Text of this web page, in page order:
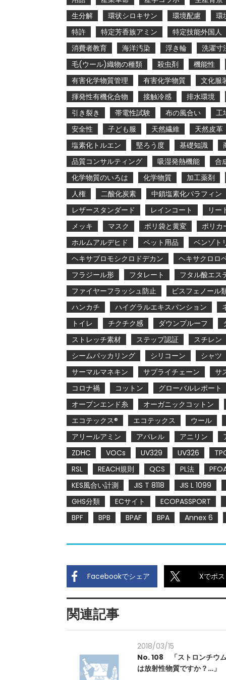
生分解
環状シロキサン 環境配慮
環
特許
特定芳香族アミン
特定技能外国人
消費者教育
海洋汚染 浮き輪
洗濯寸
毛(ウール)織物の種類
殺虫剤
機能性
有害化学物質管理
有害化学物質
文化服
揮発性有機化合物
接触冷感
排水環境
引き裂き
帯電性試験 布の風合い
工
安全性
子ども服 天然繊維
天然皮革
塩素化トルエン
堅ろう度 基礎知識
品質コンサルティング
吸湿発熱機能
合
化学物質のいろは
化学物質
加工薬剤
人権
二酸化炭素
中鎖塩素化パラフィン
レザースタンダード
レインコート
リー
メッキ
マスク ポリ袋と黄変
ポリカ
ホルムアルデヒド
ペット用品
ベンゾト
ヘキサブロモシクロドデカン
ヘキサクロロ
フラジール形
フタレート
フタル酸エス
ファイヤーフラッシュ防止
ビスフェノール
ハンカチ
ハイグラルエキスパンション
トイレ
チクチク感 ダウンプルーフ
ストレッチ素材
ステップ認証
スチレン
シームパッカリング
シリコーン
シャツ
サーマルマネキン
サプライチェーン
サ
コロナ禍
コットン
グローバルレポート
オープンエンド糸
オーガニックコットン
エコテックス®
エコテックス
ウール
アリールアミン
アパレル アニリン
ZDHC
VOCs UV329 UV326
RSL
REACH規則 QCS PL法
KES風合い計測
JIS T 8118
JIS L 1099
GHS分類
ECサイト
ECOPASSPORT
BPF
BPB BPAF BPA Annex 6
Facebookでシェア Xでポ
関連記事
2018/03/15
No. 108 「ストロンチウ
は放射性物質ですか？…」